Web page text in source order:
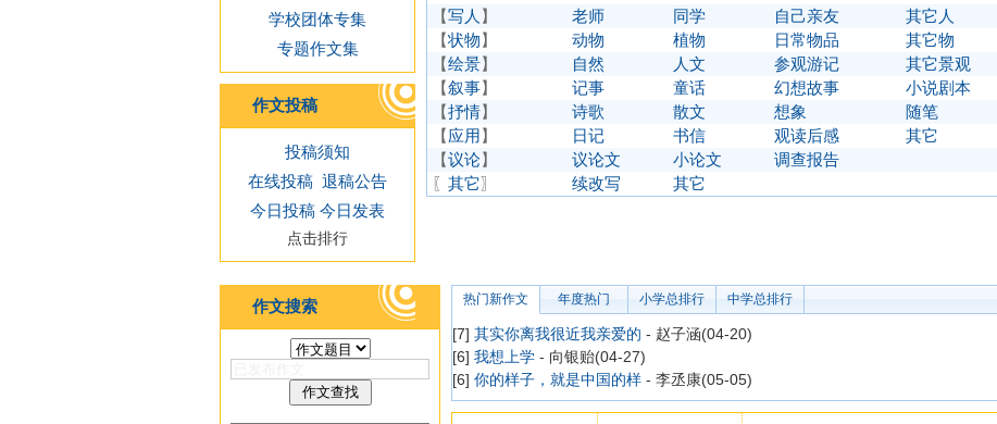
学校团体专集
专题作文集
作文投稿
投稿须知
在线投稿 退稿公告
今日投稿 今日发表
点击排行
【写人 】 老师 同学 自己亲友
其它人
【状物】 动物 植物 日常物品
其它物
【绘景】 自然 人文 参观游记
其它景观
【叙事】 记事 童话 幻想故事
小说剧本
【抒情】 诗歌 散文 想象
随笔
【应用】 日记 书信 观读后感
其它
【议论】 议论文 小论文
调查报告
〖 其它〗 续改写 其它
作文搜索 热门新作文 年度热门 小学总排行 中学总排行
[7] 其实你离我很近我亲爱的 - 赵子涵(04-20)
[6] 我想上学 - 向银贻(04-27)
[6] 你的样子，就是中国的样 - 李丞康(05-05)